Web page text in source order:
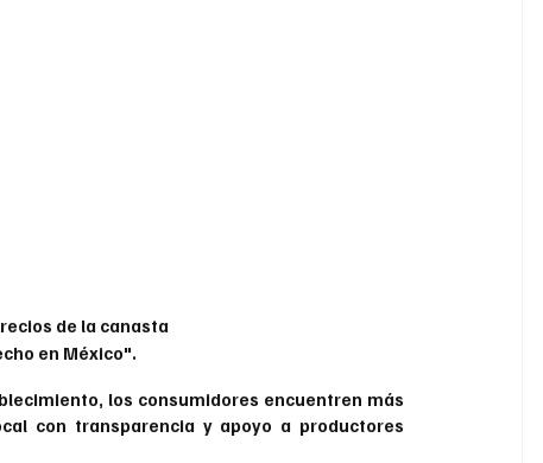
de la canasta
en México".
los consumidores encuentren más
con transparencia y apoyo a productores